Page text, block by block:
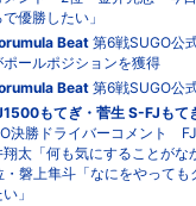
優勝したい」
Beat第6戦SUGO公
ールポジションを獲得
Beat第6戦SUGO公
もてぎ・菅生 S-FJもて
決勝ドライバーコメント
翔太「何も気にすることが
磐上隼斗「なにをやっても
」